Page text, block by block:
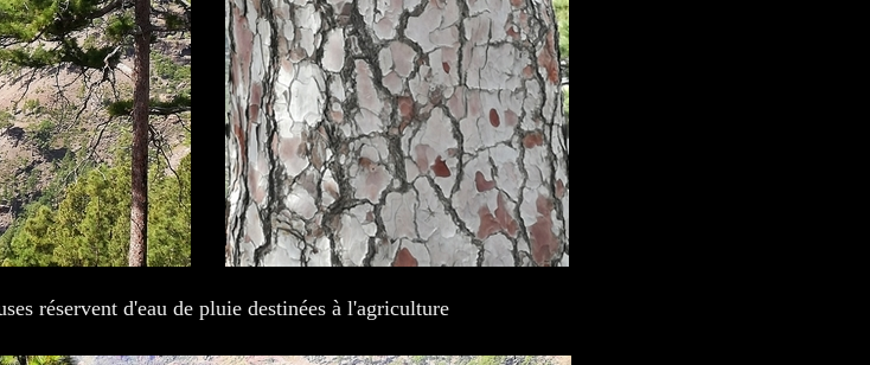
réservent d'eau de pluie destinées à l'agriculture